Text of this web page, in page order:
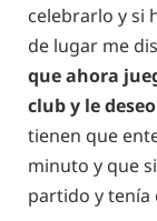
celebrarlo y si
de lugar me
que ahora
club y le
tienen que
minuto y que
partido y tenía